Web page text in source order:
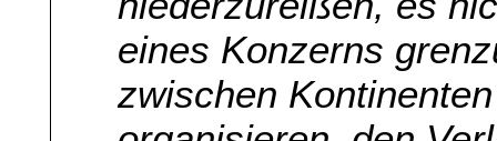
eines Konzerns
zwischen